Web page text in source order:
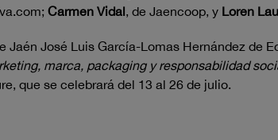
Carmen Vidal, de Jaencoop, y Loren
José Luis García-Lomas Hernández de
marca, packaging y responsabilidad
que se celebrará del 13 al 26 de julio.